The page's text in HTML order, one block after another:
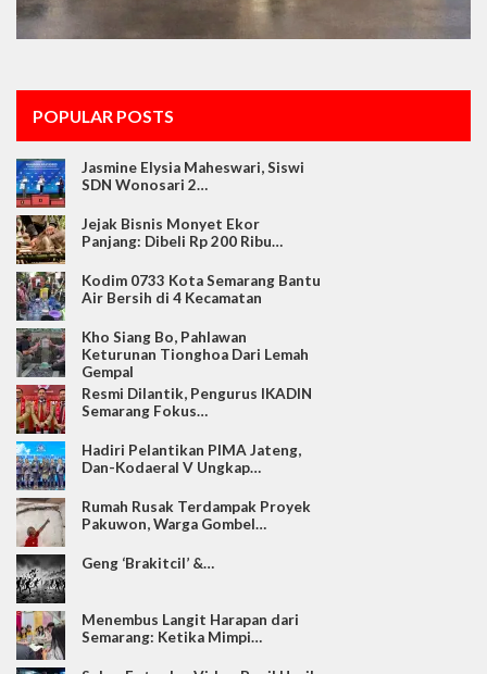
POPULAR POSTS
Jasmine Elysia Maheswari, Siswi
SDN Wonosari 2…
Jejak Bisnis Monyet Ekor
Panjang: Dibeli Rp 200 Ribu…
Kodim 0733 Kota Semarang Bantu
Air Bersih di 4 Kecamatan
Kho Siang Bo, Pahlawan
Keturunan Tionghoa Dari Lemah
Gempal
Resmi Dilantik, Pengurus IKADIN
Semarang Fokus…
Hadiri Pelantikan PIMA Jateng,
Dan-Kodaeral V Ungkap…
Rumah Rusak Terdampak Proyek
Pakuwon, Warga Gombel…
Geng ‘Brakitcil’ &…
Menembus Langit Harapan dari
Semarang: Ketika Mimpi…